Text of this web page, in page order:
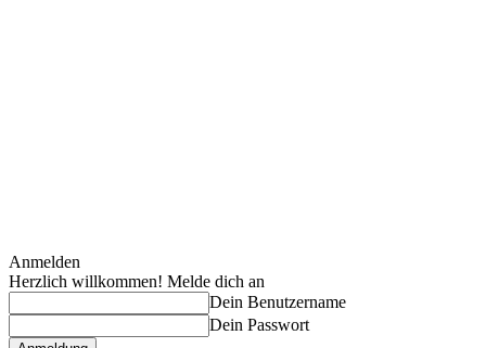
Anmelden
Herzlich willkommen! Melde dich an
Dein Benutzername
Dein Passwort